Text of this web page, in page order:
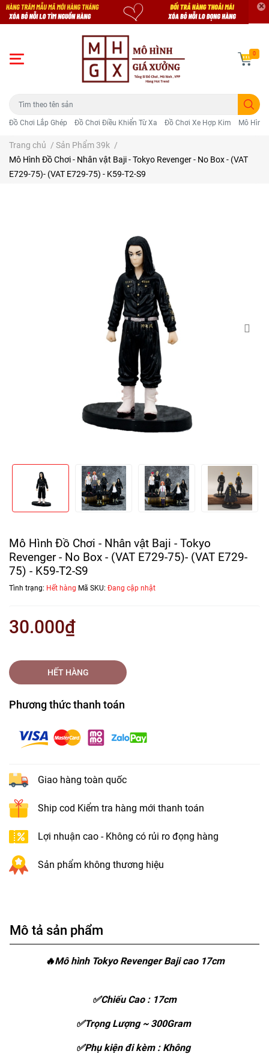
Đồ Chơi Lắp Ghép Đồ Chơi Điều Khiển Từ Xa Đồ Chơi Xe Hợp Kim Mô Hình
0
Trang chủ / Sản Phẩm 39k /
Mô Hình Đồ Chơi - Nhân vật Baji - Tokyo Revenger - No Box - (VAT
E729-75)- (VAT E729-75) - K59-T2-S9
Mô Hình Đồ Chơi - Nhân vật Baji - Tokyo
Revenger - No Box - (VAT E729-75)- (VAT E729-
75) - K59-T2-S9
Tình trạng: Hết hàng Mã SKU: Đang cập nhật
30.000₫
HẾT HÀNG
Phương thức thanh toán
Giao hàng toàn quốc
Ship cod Kiểm tra hàng mới thanh toán
Lợi nhuận cao - Không có rủi ro đọng hàng
Sản phẩm không thương hiệu
Mô tả sản phẩm
🔥Mô hình Tokyo Revenger Baji cao 17cm
✅Chiếu Cao : 17cm
✅Trọng Lượng ~ 300Gram
✅Phụ kiện đi kèm : Không